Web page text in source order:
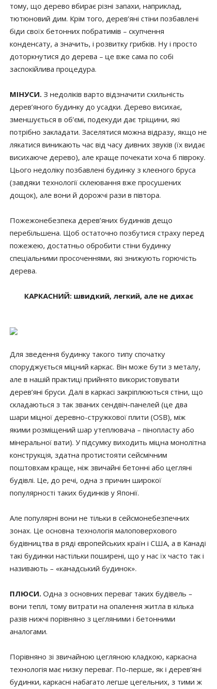
тому, що дерево вбирає різні запахи, наприклад,
тютюновий дим. Крім того, дерев’яні стіни позбавлені
біди своїх бетонних побратимів – скупчення
конденсату, а значить, і розвитку грибків. Ну і просто
доторкнутися до дерева – це вже сама по собі
заспокійлива процедура.
МІНУСИ. З недоліків варто відзначити схильність
дерев’яного будинку до усадки. Дерево висихає,
зменшується в об’ємі, подекуди дає тріщини, які
потрібно закладати. Заселятися можна відразу, якщо не
лякатися виникають час від часу дивних звуків (їх видає
висихаюче дерево), але краще почекати хоча б півроку.
Цього недоліку позбавлені будинку з клеєного бруса
(завдяки технології склеювання вже просушених
дощок), але вони й дорожчі рази в півтора.
Пожежонебезпека дерев’яних будинків дещо
перебільшена. Щоб остаточно позбутися страху перед
пожежею, достатньо обробити стіни будинку
спеціальними просоченнями, які знижують горючість
дерева.
КАРКАСНИЙ: швидкий, легкий, але не дихає
Для зведення будинку такого типу спочатку
споруджується міцний каркас. Він може бути з металу,
але в нашій практиці прийнято використовувати
дерев’яні бруси. Далі в каркасі закріплюються стіни, що
складаються з так званих сендвіч-панелей (це два
шари міцної деревно-стружкової плити (OSB), між
якими розміщений шар утеплювача – пінопласту або
мінеральної вати). У підсумку виходить міцна монолітна
конструкція, здатна протистояти сейсмічним
поштовхам краще, ніж звичайні бетонні або цегляні
будівлі. Це, до речі, одна з причин широкої
популярності таких будинків у Японії.
Але популярні вони не тільки в сейсмонебезпечних
зонах. Це основна технологія малоповерхового
будівництва в ряді європейських країн і США, а в Канаді
такі будинки настільки поширені, що у нас їх часто так і
називають – «канадський будинок».
ПЛЮСИ. Одна з основних переваг таких будівель –
вони теплі, тому витрати на опалення житла в кілька
разів нижчі порівняно з цегляними і бетонними
аналогами.
Порівняно зі звичайною цегляною кладкою, каркасна
технологія має низку переваг. По-перше, як і дерев’яні
будинки, каркасні набагато легше цегельних, з тими ж